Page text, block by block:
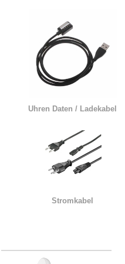
Uhren Daten / Ladekabel
Stromkabel